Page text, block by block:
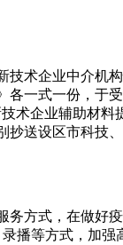
术企业中介机构
各一式一份，于
术企业辅助材料
抄送设区市科技
务方式，在做好
播等方式，加强